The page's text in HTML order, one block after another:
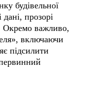
Окремо важливо,
включаючи
підсилити